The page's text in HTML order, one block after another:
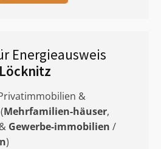
Energieausweis
Löcknitz
&
(Mehrfamilien-häuser,
& Gewerbe-immobilien /
)